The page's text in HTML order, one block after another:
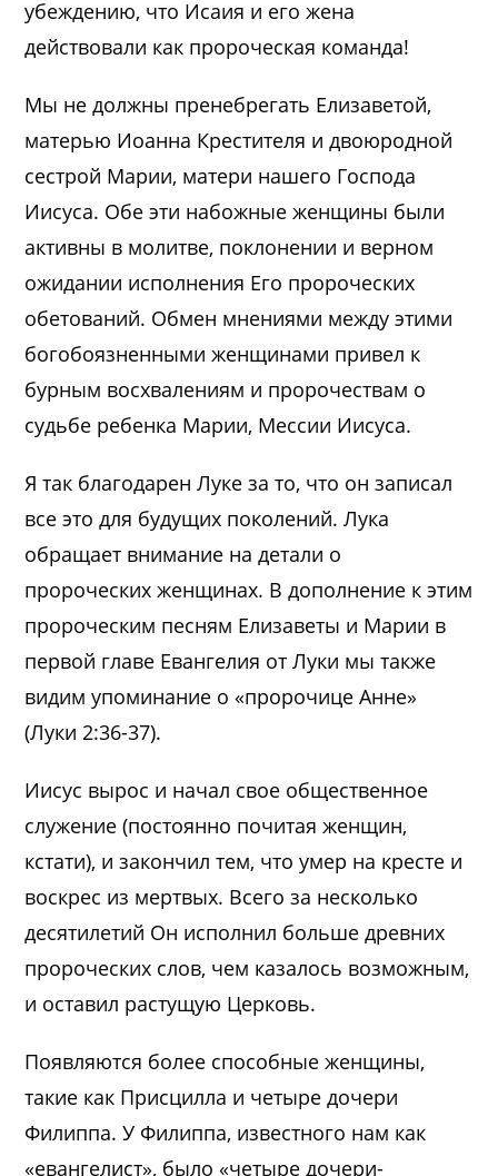
убеждению, что Исаия и его жена
действовали как пророческая команда!
Мы не должны пренебрегать Елизаветой,
матерью Иоанна Крестителя и двоюродной
сестрой Марии, матери нашего Господа
Иисуса. Обе эти набожные женщины были
активны в молитве, поклонении и верном
ожидании исполнения Его пророческих
обетований. Обмен мнениями между этими
богобоязненными женщинами привел к
бурным восхвалениям и пророчествам о
судьбе ребенка Марии, Мессии Иисуса.
Я так благодарен Луке за то, что он записал
все это для будущих поколений. Лука
обращает внимание на детали о
пророческих женщинах. В дополнение к этим
пророческим песням Елизаветы и Марии в
первой главе Евангелия от Луки мы также
видим упоминание о «пророчице Анне»
(Луки 2:36-37).
Иисус вырос и начал свое общественное
служение (постоянно почитая женщин,
кстати), и закончил тем, что умер на кресте и
воскрес из мертвых. Всего за несколько
десятилетий Он исполнил больше древних
пророческих слов, чем казалось возможным,
и оставил растущую Церковь.
Появляются более способные женщины,
такие как Присцилла и четыре дочери
Филиппа. У Филиппа, известного нам как
«евангелист», было «четыре дочери-